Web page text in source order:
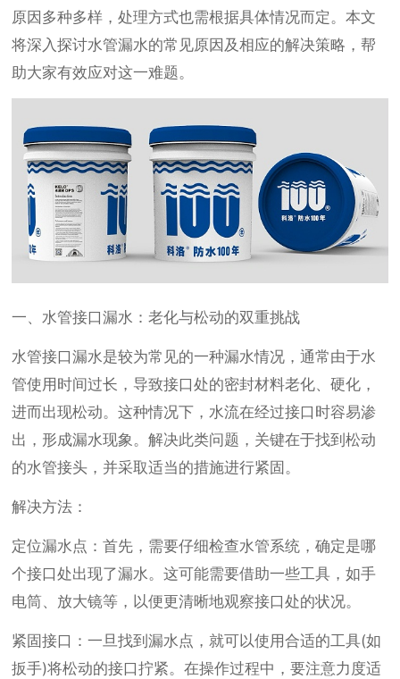
原因多种多样，处理方式也需根据具体情况而定。本文
将深入探讨水管漏水的常见原因及相应的解决策略，帮
助大家有效应对这一难题。
一、水管接口漏水：老化与松动的双重挑战
水管接口漏水是较为常见的一种漏水情况，通常由于水
管使用时间过长，导致接口处的密封材料老化、硬化，
进而出现松动。这种情况下，水流在经过接口时容易渗
出，形成漏水现象。解决此类问题，关键在于找到松动
的水管接头，并采取适当的措施进行紧固。
解决方法：
定位漏水点：首先，需要仔细检查水管系统，确定是哪
个接口处出现了漏水。这可能需要借助一些工具，如手
电筒、放大镜等，以便更清晰地观察接口处的状况。
紧固接口：一旦找到漏水点，就可以使用合适的工具(如
扳手)将松动的接口拧紧。在操作过程中，要注意力度适